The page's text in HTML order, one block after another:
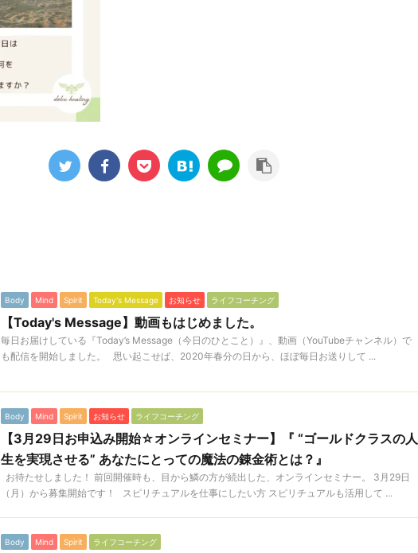
Body Mind Spirit Today's Message お知らせ ライフコーチング
【Today's Message】動画もはじめました。
毎日お届けしている『Today’s Message（今日のひとこと）』、動画（YouTubeチャンネル）で
も配信を開始しました。 思い起こせば、2020年春分の日から、ほぼ毎日お送りして ...
Body Mind Spirit お知らせ ライフコーチング
【3月29日お申込み開始☆オンラインセミナー】『 “ゴールドクラスの人
生を実現させる” あなたにとっての魔法の錬金術とは？』
お待たせしました！ 前回開催時も、目から鱗の方が続出した、オンラインセミナー。 3月29日
（月）から募集開始です！ スピリチュアルを仕事にしたい方 スピリチュアルも活用して ...
Body Mind Spirit ライフコーチング